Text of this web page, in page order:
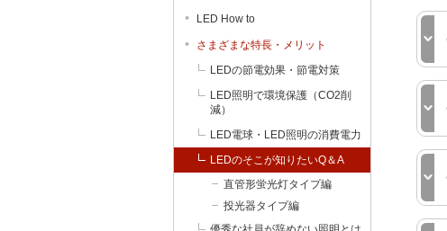
LED How to
さまざまな特長・メリット
LEDの節電効果・節電対策
LED照明で環境保護（CO2削
減）
LED電球・LED照明の消費電力
LEDのそこが知りたいQ＆A
直管形蛍光灯タイプ編
投光器タイプ編